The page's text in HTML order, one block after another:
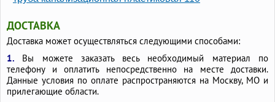
ДОСТАВКА
Доставка может осуществляться следующими способами:
1. Вы можете заказать весь необходимый материал по
телефону и оплатить непосредственно на месте доставки.
Данные условия по оплате распространяются на Москву, МО и
прилегающие области.